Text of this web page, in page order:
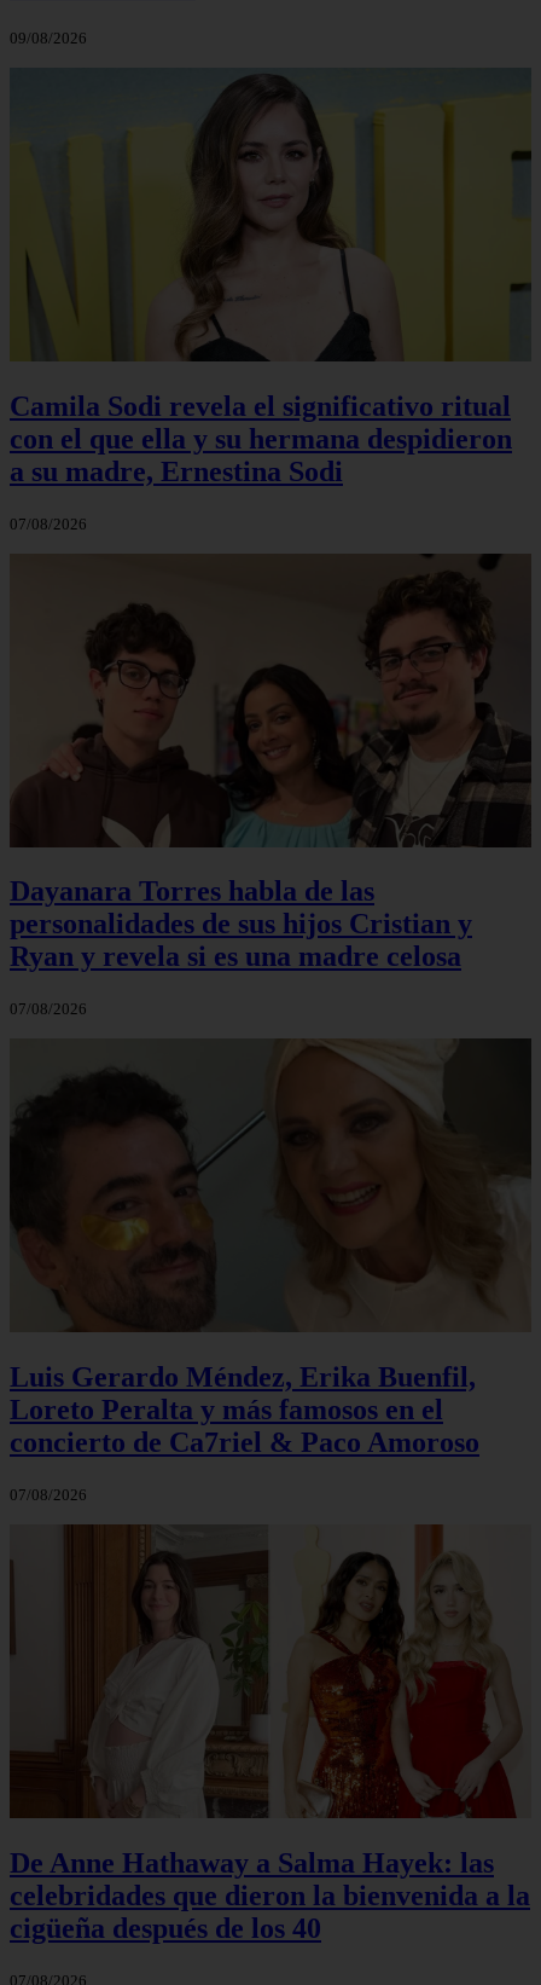
09/08/2026
Camila Sodi revela el significativo ritual
con el que ella y su hermana despidieron
a su madre, Ernestina Sodi
07/08/2026
Dayanara Torres habla de las
personalidades de sus hijos Cristian y
Ryan y revela si es una madre celosa
07/08/2026
Luis Gerardo Méndez, Erika Buenfil,
Loreto Peralta y más famosos en el
concierto de Ca7riel & Paco Amoroso
07/08/2026
De Anne Hathaway a Salma Hayek: las
celebridades que dieron la bienvenida a la
cigüeña después de los 40
07/08/2026